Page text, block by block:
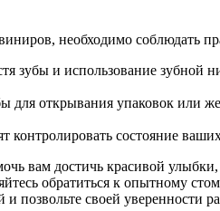
необходимо соблюдать
зубы и использование зубной
для открывания упаковок
контролировать состояние
вам достичь красивой
обратиться к опытному
позвольте своей уверенности